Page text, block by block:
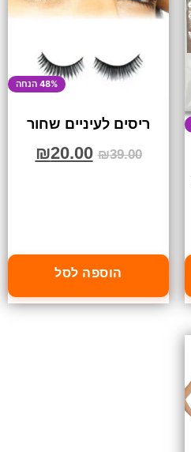
48% הנחה
ריסים לעיניים שחור
₪39.00
₪20.00
הוספה לסל